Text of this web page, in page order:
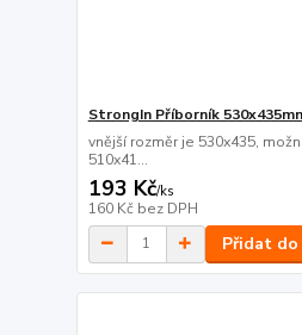
StrongIn Příborník
vnější rozměr je 530x435,
510x41...
193 Kč/ks
160 Kč bez DPH
Přidat do